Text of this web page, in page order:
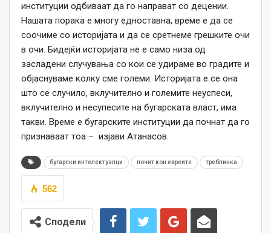
институции одбиваат да го направат со децении.
Нашата порака е многу едноставна, време е да се
соочиме со историјата и да се сретнеме грешките очи
в очи. Бидејќи историјата не е само низа од
засладени случувања со кои се удираме во градите и
објаснуваме колку сме големи. Историјата е се она
што се случило, вклучително и големите неуспеси,
вклучително и несупесите на бугарската власт, има
такви. Време е бугарските институции да почнат да го
признаваат тоа – изјави Атанасов.
бугарски интелектуалци почит кон евреите треблинка
562
Сподели